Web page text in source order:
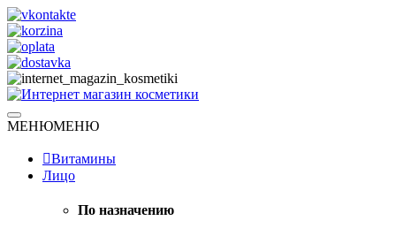
Skip
to
content
Интернет магазин косметики
Натуральная косметика
МЕНЮМЕНЮ
Витамины
Лицо
По назначению